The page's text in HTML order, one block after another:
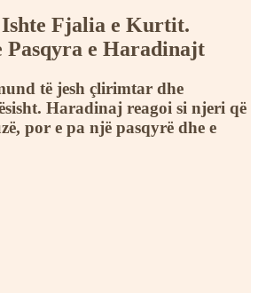
Fjalia e Kurtit.
Pasqyra e Haradinajt
të jesh çlirimtar dhe
Haradinaj reagoi si njeri që
por e pa një pasqyrë dhe e